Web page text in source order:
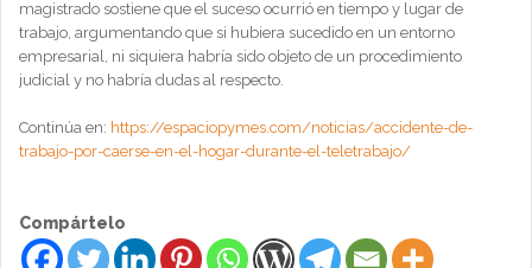
magistrado sostiene que el suceso ocurrió en tiempo y lugar de
trabajo, argumentando que si hubiera sucedido en un entorno
empresarial, ni siquiera habría sido objeto de un procedimiento
judicial y no habría dudas al respecto.
Continúa en: https://espaciopymes.com/noticias/accidente-de-
trabajo-por-caerse-en-el-hogar-durante-el-teletrabajo/
Compártelo